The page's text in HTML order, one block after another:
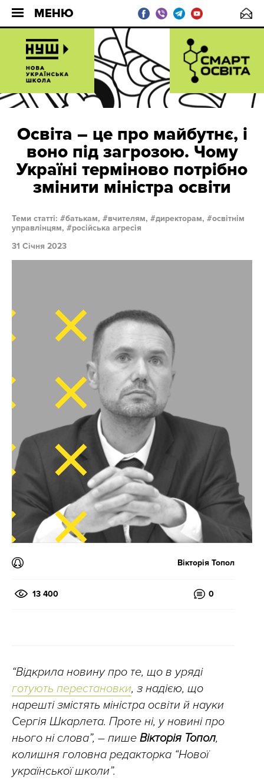
МЕНЮ
Освіта – це про майбутнє, і
воно під загрозою. Чому
Україні терміново потрібно
змінити міністра освіти
Теми статті: батькам, вчителям, директорам,
освітнім
управлінцям,
російська агресія
31 Січня 2023
Вікторія Топол
13 400 0
“Відкрила новину про те, що в уряді
готують перестановки, з надією, що
нарешті змістять міністра освіти й науки
Сергія Шкарлета. Проте ні, у новині про
нього ні слова”, – пише Вікторія Топол,
колишня головна редакторка “Нової
української школи”.